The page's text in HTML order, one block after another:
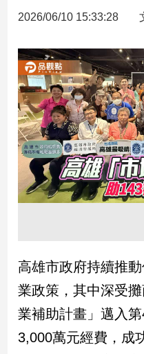
新
產
經/
股
市
房
地
產
品
政
治
政
治
焦
2026/06/10 15:33:28
高雄市政府持續推
業政策，其中深受
業補助計畫」邁入
3,000萬元經費，成